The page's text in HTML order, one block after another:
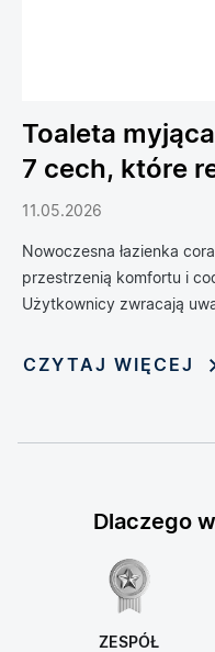
Toaleta
7 cech, które
podnoszą
codziennego
11.05.2026
Nowoczesna łazienka
przestrzenią komfortu i
Użytkownicy zwracają
poprawiają wygodę,
zaawansowanych
modnym elementem
CZYTAJ WIĘCEJ
Dlaczego
ZESPÓŁ